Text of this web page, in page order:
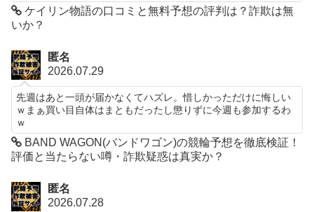
ケイリン物語の口コミと無料予想の評判は？詐欺は無
いか？
匿名
2026.07.29
先週はあと一頭が届かなくてハズレ。惜しかっただけに悔しい
ｗまぁ買い目自体はまともだったし懲りずに今週も参加するわ
ｗ
BAND WAGON(バンドワゴン)の競輪予想を徹底検証！
評価と当たらない噂・詐欺疑惑は真実か？
匿名
2026.07.28